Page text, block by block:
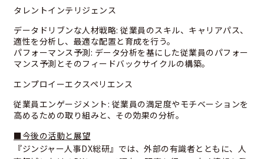
タレントインテリジェンス
データドリブンな人材戦略: 従業員のスキル、キャリアパス、
適性を分析し、最適な配置と育成を行う。
パフォーマンス予測: データ分析を基にした従業員のパフォー
マンス予測とそのフィードバックサイクルの構築。
エンプロイーエクスペリエンス
従業員エンゲージメント: 従業員の満足度やモチベーションを
高めるための取り組みと、その効果の分析。
■今後の活動と展望
『ジンジャー人事DX総研』では、外部の有識者とともに、人